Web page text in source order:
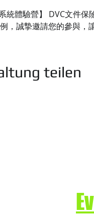
統體驗營】 DVC文件
，誠摯邀請您的參與，
teilen